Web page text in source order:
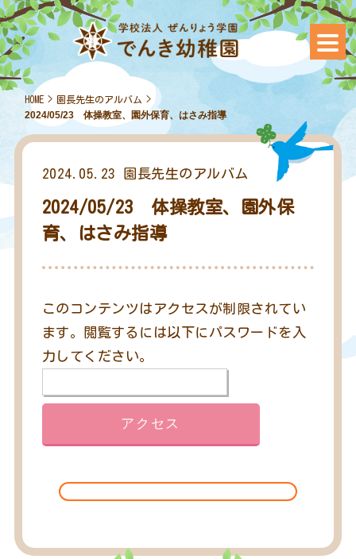
HOME > 園長先生のアルバム >
2024/05/23 体操教室、園外保育、はさみ指導
2024.05.23 園長先生のアルバム
2024/05/23 体操教室、園外保
育、はさみ指導
このコンテンツはアクセスが制限されてい
ます。閲覧するには以下にパスワードを入
力してください。